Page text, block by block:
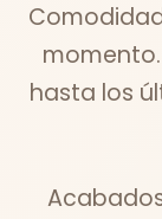
hasta los